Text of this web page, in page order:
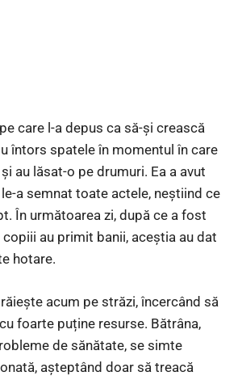
care l-a depus ca să-și crească
întors spatele în momentul în care
au lăsat-o pe drumuri. Ea a avut
a semnat toate actele, neștiind ce
În următoarea zi, după ce a fost
au primit banii, aceștia au dat
hotare.
acum pe străzi, încercând să
foarte puține resurse. Bătrâna,
de sănătate, se simte
așteptând doar să treacă